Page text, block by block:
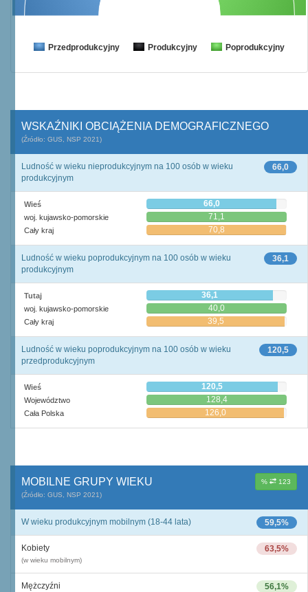
Przedprodukcyjny Produkcyjny Poprodukcyjny
WSKAŹNIKI OBCIĄŻENIA DEMOGRAFICZNEGO
(Źródło: GUS, NSP 2021)
66,0
Ludność w wieku nieprodukcyjnym na 100 osób w wieku
produkcyjnym
Wieś 66,0
woj. kujawsko-pomorskie 71,1
Cały kraj 70,8
36,1
Ludność w wieku poprodukcyjnym na 100 osób w wieku
produkcyjnym
Tutaj 36,1
woj. kujawsko-pomorskie 40,0
Cały kraj 39,5
120,5
Ludność w wieku poprodukcyjnym na 100 osób w wieku
przedprodukcyjnym
Wieś 120,5
Województwo 128,4
Cała Polska 126,0
% 123
MOBILNE GRUPY WIEKU
(Źródło: GUS, NSP 2021)
59,5%
W wieku produkcyjnym mobilnym (18-44 lata)
63,5%
Kobiety
(w wieku mobilnym)
56,1%
Mężczyźni